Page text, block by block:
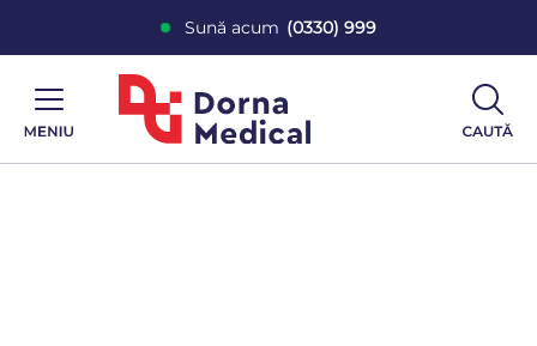
Sună acum (0330) 999